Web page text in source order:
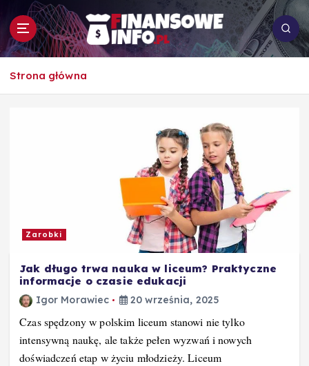
p
To i owo o rachunkowości, pracy, biznesie i
Strona główna
Zarobki
Jak długo trwa nauka w liceum? Praktyczne
informacje o czasie edukacji
Igor Morawiec 20 września, 2025
Czas spędzony w polskim liceum stanowi nie tylko
intensywną naukę, ale także pełen wyzwań i nowych
doświadczeń etap w życiu młodzieży. Liceum